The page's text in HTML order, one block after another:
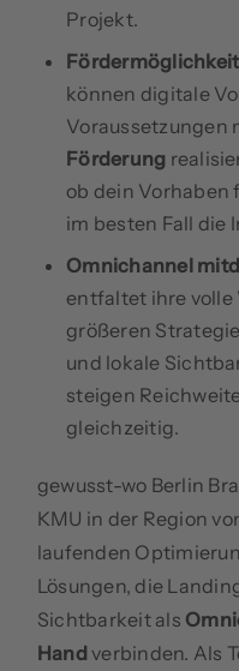
Projekt.
können digitale
Voraussetzungen
Förderung
ob dein Vorhaben
im besten Fall die
Omnichannel
entfaltet ihre volle
größeren
und lokale
steigen
gleichzeitig.
gewusst-wo Berlin
KMU in der Region
laufenden
Lösungen, die
Sichtbarkeit als
Handverbinden. Als